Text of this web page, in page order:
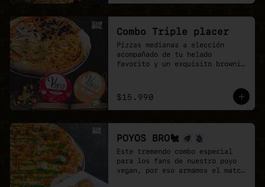
Combo Triple placer
Pizzas medianas a elección
acompañado de tu helado
favorito y un exquisito brownie
pizza mediana a familiar!
$15.990
POYOS BRO🐔
Este tremendo combo especial
para los fans de nuestro poyo
vegan, por eso armamos el match